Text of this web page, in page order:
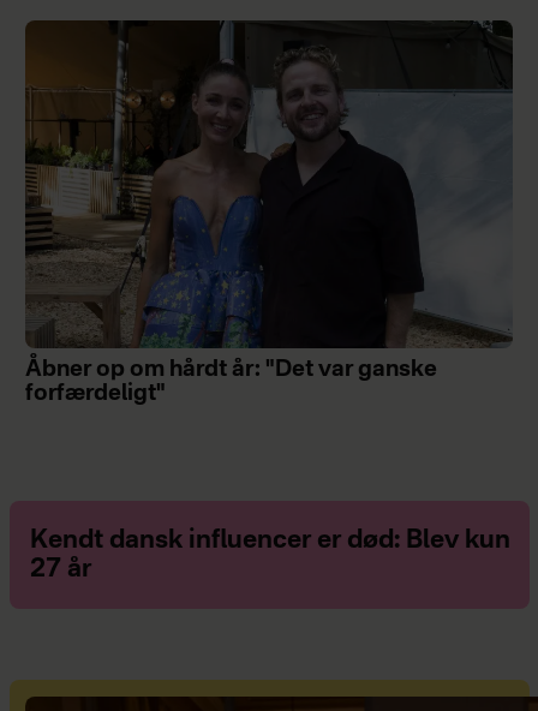
Åbner op om hårdt år: "Det var ganske
forfærdeligt"
Kendt dansk influencer er død: Blev kun
27 år